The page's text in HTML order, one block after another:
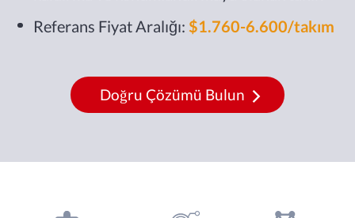
Referans Fiyat Aralığı: $1.760-6.600/takım
Doğru Çözümü Bulun